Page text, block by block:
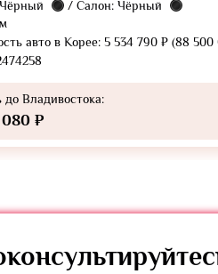
/ Салон: Чёрный
авто в Корее: 5 534 790 ₽ (88
до Владивостока:
080 ₽